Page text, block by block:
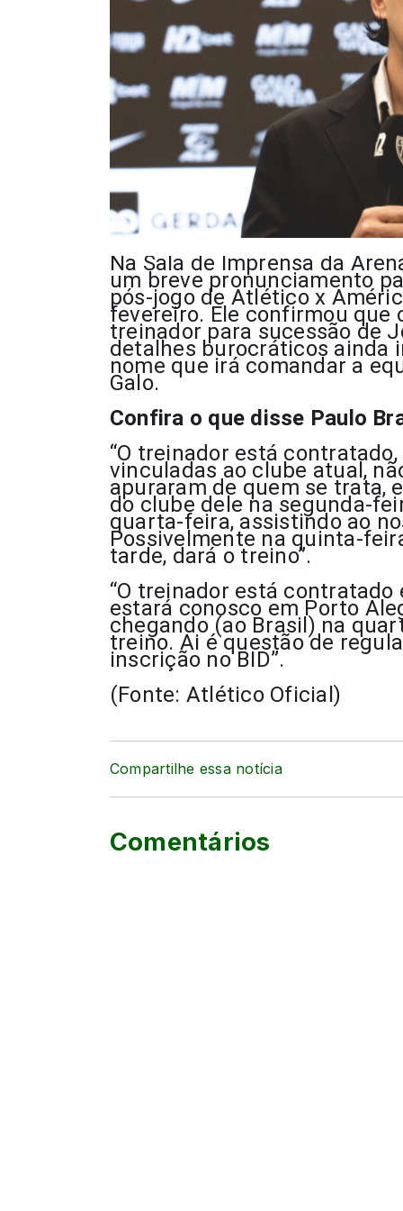
Na Sala de Imprensa da
um breve pronunciamento
pós-jogo de Atlético x
fevereiro. Ele confirmou
treinador para sucessão de
detalhes burocráticos ainda
nome que irá comandar a
Galo.
Confira o que disse Paulo
“O treinador está
vinculadas ao clube atual,
apuraram de quem se trata,
do clube dele na segunda-
quarta-feira, assistindo ao
Possivelmente na quinta-
tarde, dará o treino”.
“O treinador está
estará conosco em Porto
chegando (ao Brasil) na
treino. Ai é questão de
inscrição no BID”.
(Fonte: Atlético Oficial)
Compartilhe essa notícia
Comentários